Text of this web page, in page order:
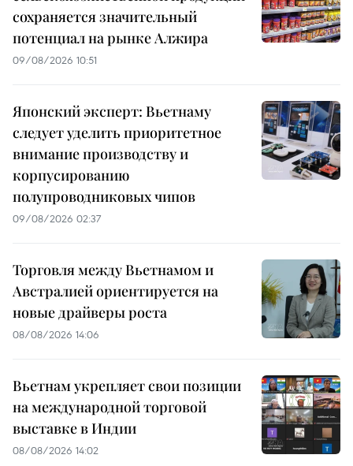
сохраняется значительный
потенциал на рынке Алжира
09/08/2026 10:51
Японский эксперт: Вьетнаму
следует уделить приоритетное
внимание производству и
корпусированию
полупроводниковых чипов
09/08/2026 02:37
Торговля между Вьетнамом и
Австралией ориентируется на
новые драйверы роста
08/08/2026 14:06
Вьетнам укрепляет свои позиции
на международной торговой
выставке в Индии
08/08/2026 14:02